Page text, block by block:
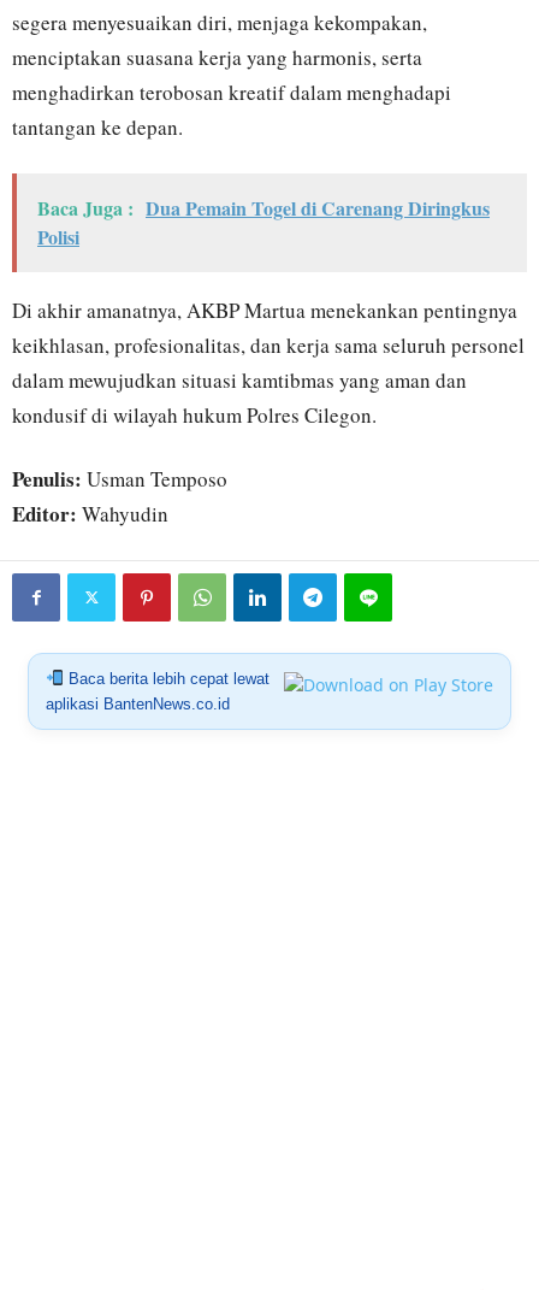
segera menyesuaikan diri, menjaga kekompakan,
menciptakan suasana kerja yang harmonis, serta
menghadirkan terobosan kreatif dalam menghadapi
tantangan ke depan.
Baca Juga : Dua Pemain Togel di Carenang Diringkus
Polisi
Di akhir amanatnya, AKBP Martua menekankan pentingnya
keikhlasan, profesionalitas, dan kerja sama seluruh personel
dalam mewujudkan situasi kamtibmas yang aman dan
kondusif di wilayah hukum Polres Cilegon.
Penulis: Usman Temposo
Editor: Wahyudin
Baca berita lebih cepat lewat
aplikasi BantenNews.co.id